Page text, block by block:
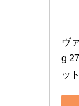
ヴ
g
ッ